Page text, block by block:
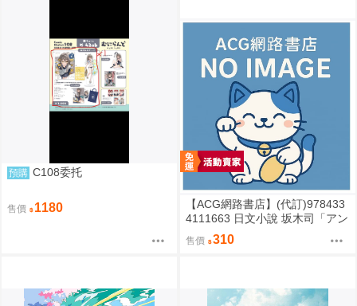
預購 C108委托
售價 1180
【ACG網路書店】(代訂)978433
4111663 日文小說 坂木司「アン
と幸福」
售價 310